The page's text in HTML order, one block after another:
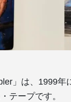
」は、1999
テープです。